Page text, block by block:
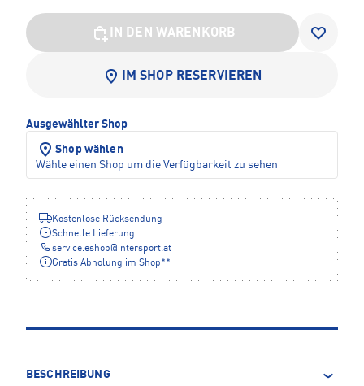
IN DEN WARENKORB
IM SHOP RESERVIEREN
Ausgewählter Shop
Shop wählen
Wähle einen Shop um die Verfügbarkeit zu sehen
Kostenlose Rücksendung
Schnelle Lieferung
service.eshop@intersport.at
Gratis Abholung im Shop**
BESCHREIBUNG